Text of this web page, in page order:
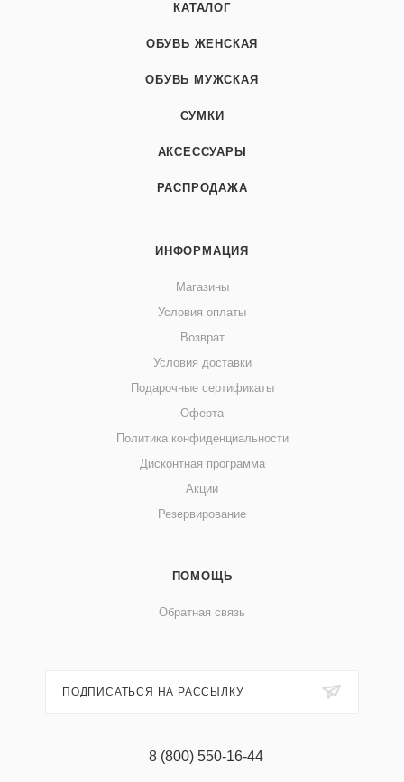
КАТАЛОГ
ОБУВЬ ЖЕНСКАЯ
ОБУВЬ МУЖСКАЯ
СУМКИ
АКСЕССУАРЫ
РАСПРОДАЖА
ИНФОРМАЦИЯ
Магазины
Условия оплаты
Возврат
Условия доставки
Подарочные сертификаты
Оферта
Политика конфиденциальности
Дисконтная программа
Акции
Резервирование
ПОМОЩЬ
Обратная связь
ПОДПИСАТЬСЯ НА РАССЫЛКУ
8 (800) 550-16-44